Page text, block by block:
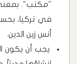
"مكتب". بمعنى
في تركيا،
أنس زين الدين.
يجب أن يكون